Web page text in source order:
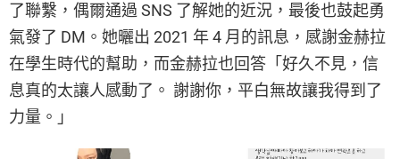
了聯繫，偶爾通過 SNS 了解她的近況，最後也鼓起勇
氣發了 DM。她曬出 2021 年 4 月的訊息，感謝金赫拉
在學生時代的幫助，而金赫拉也回答「好久不見，信
息真的太讓人感動了。 謝謝你，平白無故讓我得到了
力量。」